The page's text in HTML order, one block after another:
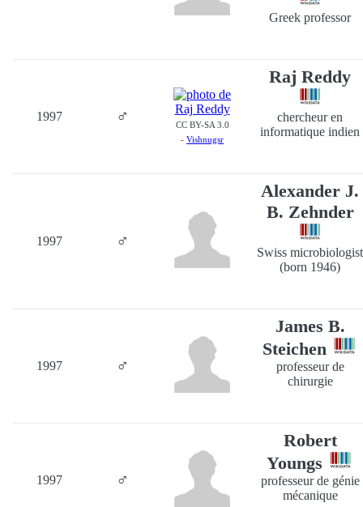
Greek professor
1997 ♂
CC BY-SA 3.0
- Vishnugsr
Raj Reddy
chercheur en
informatique indien
1997 ♂
Alexander J.
B. Zehnder
Swiss microbiologist
(born 1946)
1997 ♂
James B.
Steichen
professeur de
chirurgie
1997 ♂
Robert
Youngs
professeur de génie
mécanique